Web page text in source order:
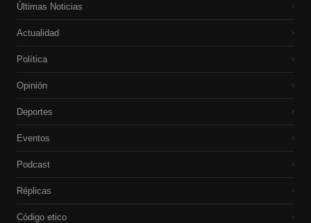
Últimas Noticias ›
Actualidad ›
Política ›
Opinión ›
Deportes ›
Eventos ›
Podcast ›
Réplicas ›
Código etico ›